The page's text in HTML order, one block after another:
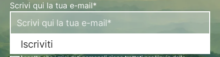
Scrivi qui la tua e-mail*
Iscriviti